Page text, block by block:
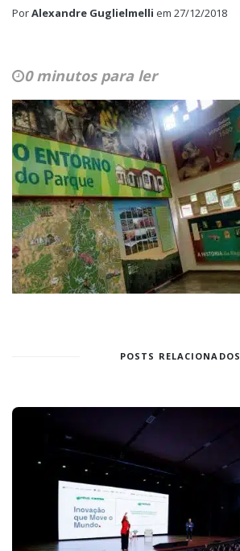
PorAlexandre Guglielmelli em 27/12/2018
0 minutos para ler
POSTS RELACIONADOS